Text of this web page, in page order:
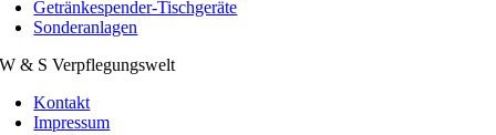
Getränkespender-Tischgeräte
Sonderanlagen
W & S Verpflegungswelt
Kontakt
Impressum